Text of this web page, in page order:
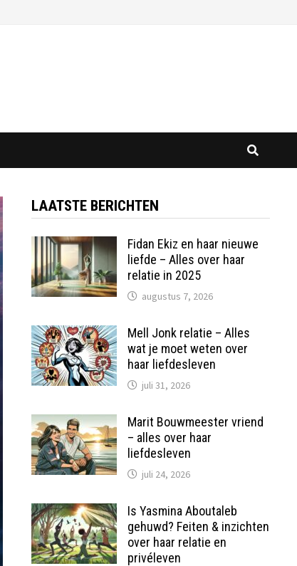
LAATSTE BERICHTEN
Fidan Ekiz en haar nieuwe
liefde – Alles over haar
relatie in 2025
augustus 7, 2026
Mell Jonk relatie – Alles
wat je moet weten over
haar liefdesleven
juli 31, 2026
Marit Bouwmeester vriend
– alles over haar
liefdesleven
juli 24, 2026
Is Yasmina Aboutaleb
gehuwd? Feiten & inzichten
over haar relatie en
privéleven